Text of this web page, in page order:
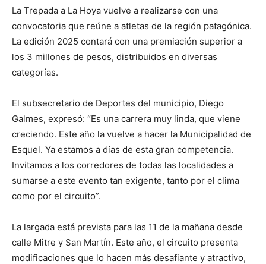
La Trepada a La Hoya vuelve a realizarse con una
convocatoria que reúne a atletas de la región patagónica.
La edición 2025 contará con una premiación superior a
los 3 millones de pesos, distribuidos en diversas
categorías.
El subsecretario de Deportes del municipio, Diego
Galmes, expresó: “Es una carrera muy linda, que viene
creciendo. Este año la vuelve a hacer la Municipalidad de
Esquel. Ya estamos a días de esta gran competencia.
Invitamos a los corredores de todas las localidades a
sumarse a este evento tan exigente, tanto por el clima
como por el circuito”.
La largada está prevista para las 11 de la mañana desde
calle Mitre y San Martín. Este año, el circuito presenta
modificaciones que lo hacen más desafiante y atractivo,